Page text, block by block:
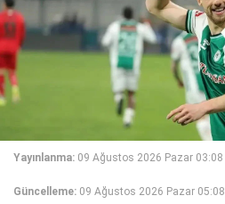
Yayınlanma: 09 Ağustos 2026 Pazar 03:08
Güncelleme: 09 Ağustos 2026 Pazar 05:08